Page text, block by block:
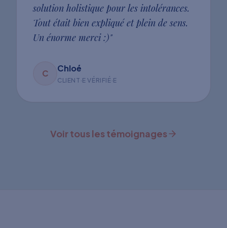
solution holistique pour les intolérances.
Tout était bien expliqué et plein de sens.
Un énorme merci :)"
C Chloé
CLIENT·E VÉRIFIÉ·E
Voir tous les témoignages